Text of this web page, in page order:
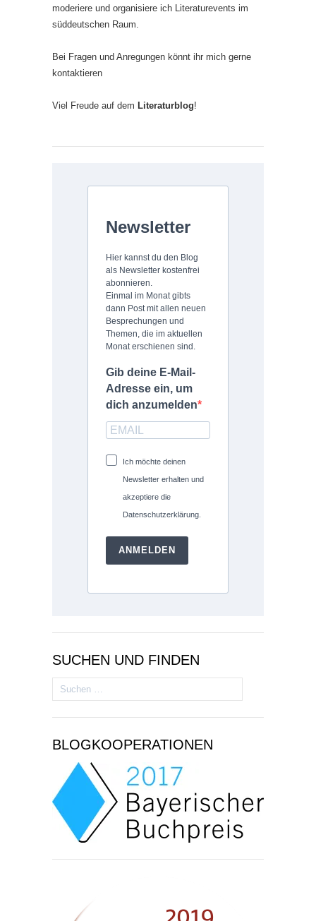
moderiere und organisiere ich Literaturevents im
süddeutschen Raum.
Bei Fragen und Anregungen könnt ihr mich gerne
kontaktieren
Viel Freude auf dem Literaturblog!
Newsletter
Hier kannst du den Blog
als Newsletter kostenfrei
abonnieren.
Einmal im Monat gibts
dann Post mit allen neuen
Besprechungen und
Themen, die im aktuellen
Monat erschienen sind.
Gib deine E-Mail-
Adresse ein, um
dich anzumelden
Ich möchte deinen
Newsletter erhalten und
akzeptiere die
Datenschutzerklärung.
ANMELDEN
SUCHEN UND FINDEN
Suchen
nach:
BLOGKOOPERATIONEN